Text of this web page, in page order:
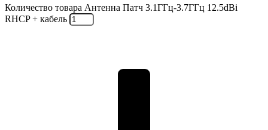
Количество товара Антенна Патч 3.1ГГц-3.7ГГц 12.5dBi
RHCP + кабель